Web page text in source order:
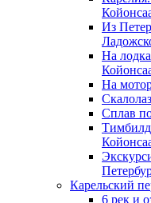
Из
На
На
Сплав
Карельский
6 рек и